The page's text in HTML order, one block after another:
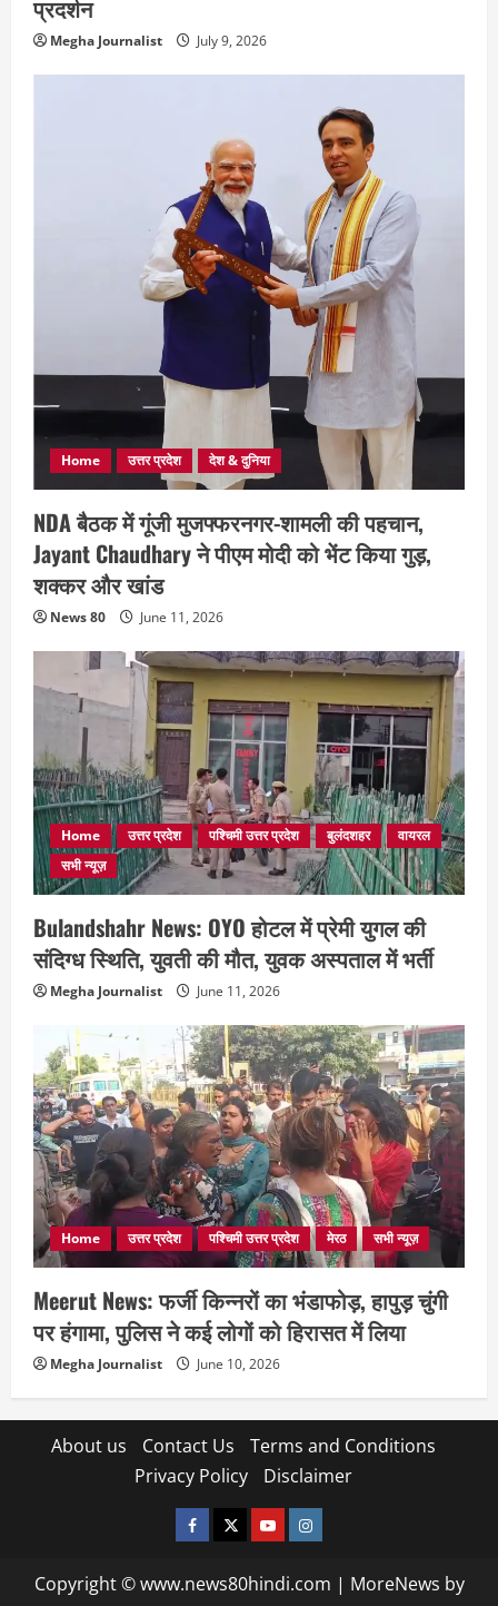
प्रदर्शन
Megha Journalist July 9, 2026
Home उत्तर प्रदेश देश & दुनिया
NDA बैठक में गूंजी मुजफ्फरनगर-शामली की पहचान,
Jayant Chaudhary ने पीएम मोदी को भेंट किया गुड़,
शक्कर और खांड
News 80 June 11, 2026
Home उत्तर प्रदेश पश्चिमी उत्तर प्रदेश बुलंदशहर
वायरल
सभी न्यूज़
Bulandshahr News: OYO होटल में प्रेमी युगल की
संदिग्ध स्थिति, युवती की मौत, युवक अस्पताल में भर्ती
Megha Journalist June 11, 2026
Home उत्तर प्रदेश पश्चिमी उत्तर प्रदेश मेरठ सभी न्यूज़
Meerut News: फर्जी किन्नरों का भंडाफोड़, हापुड़ चुंगी
पर हंगामा, पुलिस ने कई लोगों को हिरासत में लिया
Megha Journalist June 10, 2026
About us Contact Us
Terms and Conditions
Privacy Policy
Disclaimer
facebooktwitterYOUTUBE
instagram
Copyright © www.news80hindi.com | MoreNews by